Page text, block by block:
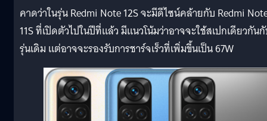
คาดว่าในรุ่น Redmi Note 12S จะมีดีไซน์คล้ายกับ Redmi
11S ที่เปิดตัวไปในปีที่แล้ว มีแนวโน้มว่าอาจจะใช้สเปกเดียวกัน
รุ่นเดิม แต่อาจจะรองรับการชาร์จเร็วที่เพิ่มขึ้นเป็น 67W